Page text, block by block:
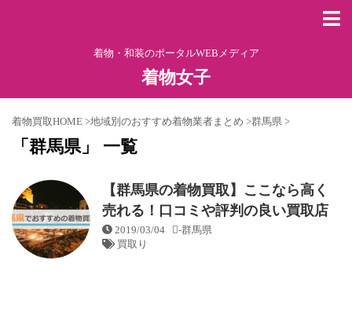
着物・和装のポータルWEBメディア
着物女子
着物買取HOME >地域別のおすすめ着物業者まとめ >群馬県 >
「群馬県」 一覧
【群馬県の着物買取】ここなら高く
売れる！口コミや評判の良い買取店
2019/03/04 -群馬県
買取り